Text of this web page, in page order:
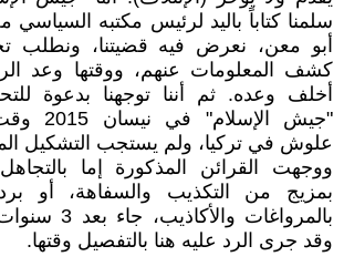
سلمنا كتاباً باليد لرئيس مكتبه
أبو معن، نعرض فيه قضيتنا، ونطلب
كشف المعلومات عنهم، ووقتها وعد
أخلف وعده. ثم أننا توجهنا بدعوة
"جيش
علوش في تركيا، ولم يستجب التشكيل
ووجهت القرائن المذكورة إما
بمزيج من التكذيب والسفاهة، أو
بالمرواغات
وقد جرى الرد عليه هنا بالتفصيل وقتها.